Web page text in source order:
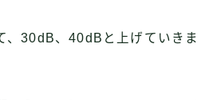
、30dB、40dBと上げていきま